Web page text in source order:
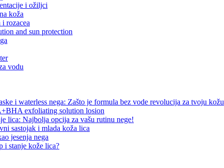
i ožiljci
koža
rozacea
and sun protection
vodu
i waterless nega: Zašto je formula bez vode revolucija za tvoju kožu
exfoliating solution losion
lica: Najbolja opcija za vašu rutinu nege!
sastojak i mlada koža lica
jesenja nega
i stanje kože lica?